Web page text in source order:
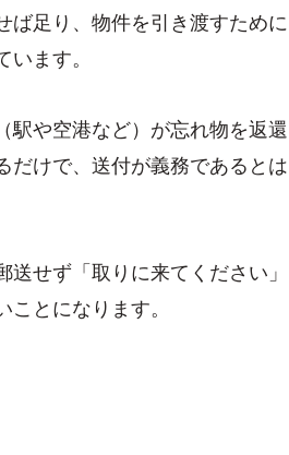
ば足り、物件を引き渡すために
ます。
駅や空港など）が忘れ物を返還
だけで、送付が義務であるとは
せず「取りに来てください」
とになります。